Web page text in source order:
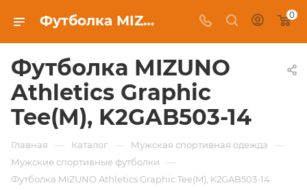
Футболка MIZUNO Athletics Graphic Tee(M), K2GAB503-14 цена 3 493 ₽ в Москве купить в интернет-магазине экипировочного клуба 0
Футболка MIZUNO
Athletics Graphic
Tee(M), K2GAB503-14
Главная — Каталог — Мужская спортивная одежда —
Мужские спортивные футболки —
Футболка MIZUNO Athletics Graphic Tee(M), K2GAB503-14